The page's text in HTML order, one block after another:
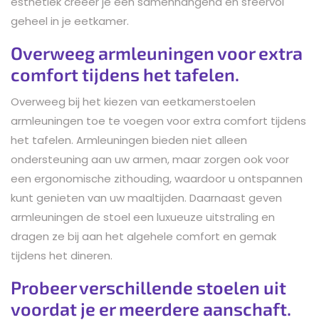
geheel in je eetkamer.
Overweeg armleuningen voor extra
comfort tijdens het tafelen.
Overweeg bij het kiezen van eetkamerstoelen
armleuningen toe te voegen voor extra comfort tijdens
het tafelen. Armleuningen bieden niet alleen
ondersteuning aan uw armen, maar zorgen ook voor
een ergonomische zithouding, waardoor u ontspannen
kunt genieten van uw maaltijden. Daarnaast geven
armleuningen de stoel een luxueuze uitstraling en
dragen ze bij aan het algehele comfort en gemak
tijdens het dineren.
Probeer verschillende stoelen uit
voordat je er meerdere aanschaft.